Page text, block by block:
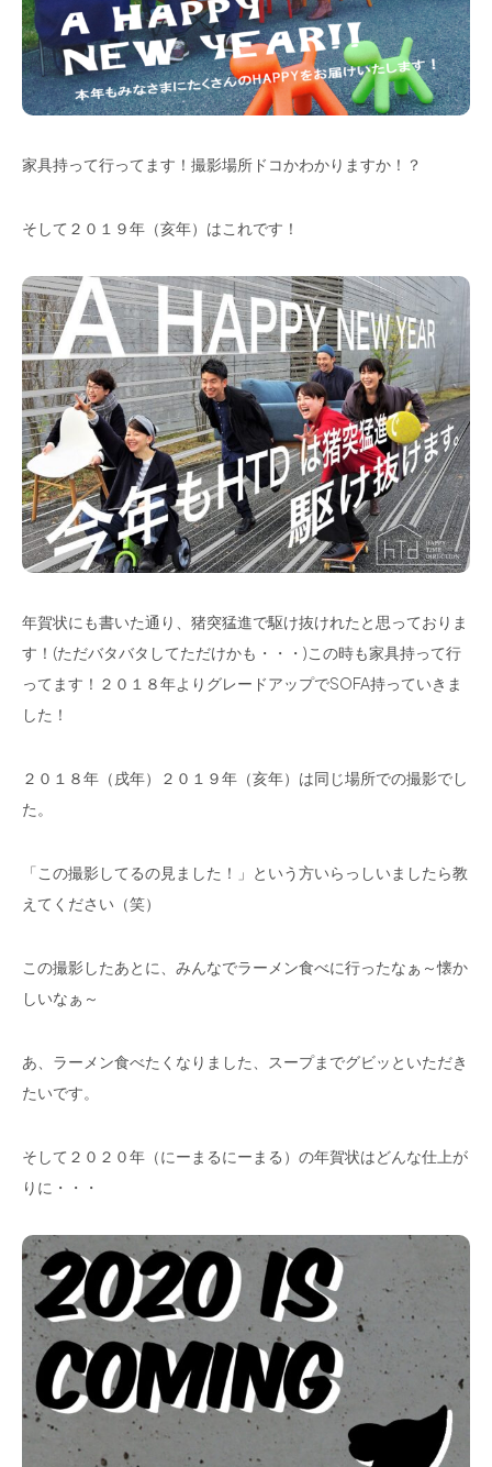
家具持って行ってます！撮影場所ドコかわかりますか！？
そして２０１９年（亥年）はこれです！
年賀状にも書いた通り、猪突猛進で駆け抜けれたと思っておりま
す！(ただバタバタしてただけかも・・・)この時も家具持って行
ってます！２０１８年よりグレードアップでSOFA持っていきま
した！
２０１８年（戌年）２０１９年（亥年）は同じ場所での撮影でし
た。
「この撮影してるの見ました！」という方いらっしいましたら教
えてください（笑）
この撮影したあとに、みんなでラーメン食べに行ったなぁ～懐か
しいなぁ～
あ、ラーメン食べたくなりました、スープまでグビッといただき
たいです。
そして２０２０年（にーまるにーまる）の年賀状はどんな仕上が
りに・・・